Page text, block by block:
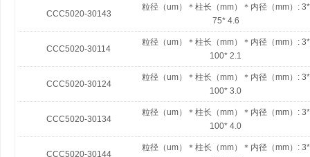
CCC5020-30143
粒径（um）＊柱长（mm）＊内径（mm）: 3*
75* 4.6
CCC5020-30114
粒径（um）＊柱长（mm）＊内径（mm）: 3*
100* 2.1
CCC5020-30124
粒径（um）＊柱长（mm）＊内径（mm）: 3*
100* 3.0
CCC5020-30134
粒径（um）＊柱长（mm）＊内径（mm）: 3*
100* 4.0
CCC5020-30144
粒径（um）＊柱长（mm）＊内径（mm）: 3*